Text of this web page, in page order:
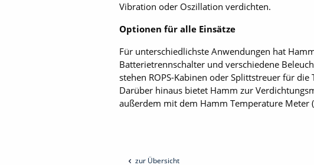
Vibration oder Oszillation verdichten.
Optionen für alle Einsätze
Für unterschiedlichste Anwendungen hat
Batterietrennschalter und verschiedene
stehen ROPS-Kabinen oder Splittstreuer für
Darüber hinaus bietet Hamm zur
außerdem mit dem Hamm Temperature
zur Übersicht